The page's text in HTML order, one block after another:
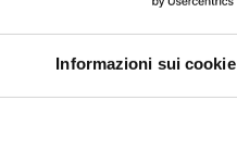
Informazioni sui cookie